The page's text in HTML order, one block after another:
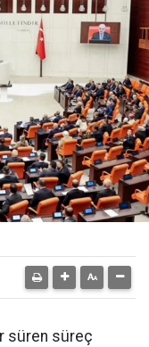
süren süreç